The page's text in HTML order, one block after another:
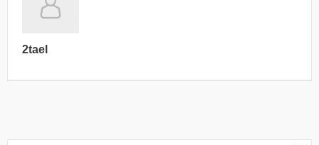
2tael